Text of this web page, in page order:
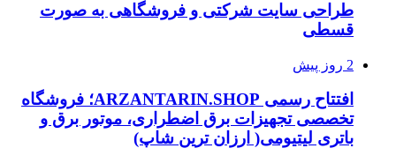
طراحی سایت شرکتی و فروشگاهی به صورت
قسطی
2 روز پیش
افتتاح رسمی ARZANTARIN.SHOP؛ فروشگاه
تخصصی تجهیزات برق اضطراری، موتور برق و
باتری لیتیومی( ارزان ترین شاپ)